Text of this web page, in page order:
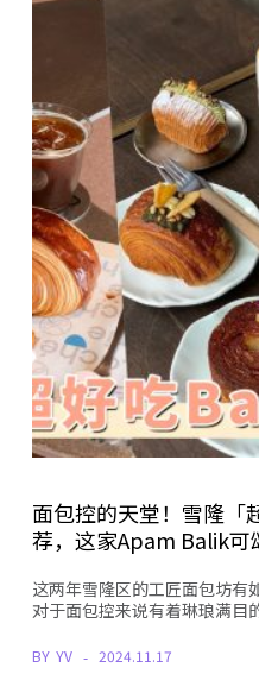
面包控的天堂！雪隆「
荐，这家Apam Balik可
这两年雪隆区的工匠面包坊有
对于面包控来说有着琳琅满
BY YV 2024.11.17